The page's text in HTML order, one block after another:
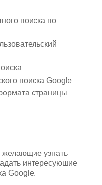
поиска по
поиска Google
страницы
желающие узнать
интересующие
Google.